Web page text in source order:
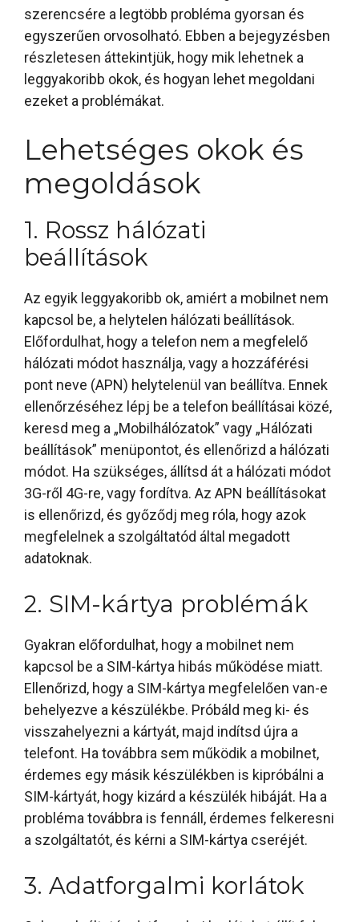
szerencsére a legtöbb probléma gyorsan és
egyszerűen orvosolható. Ebben a bejegyzésben
részletesen áttekintjük, hogy mik lehetnek a
leggyakoribb okok, és hogyan lehet megoldani
ezeket a problémákat.
Lehetséges okok és
megoldások
1. Rossz hálózati
beállítások
Az egyik leggyakoribb ok, amiért a mobilnet nem
kapcsol be, a helytelen hálózati beállítások.
Előfordulhat, hogy a telefon nem a megfelelő
hálózati módot használja, vagy a hozzáférési
pont neve (APN) helytelenül van beállítva. Ennek
ellenőrzéséhez lépj be a telefon beállításai közé,
keresd meg a „Mobilhálózatok” vagy „Hálózati
beállítások” menüpontot, és ellenőrizd a hálózati
módot. Ha szükséges, állítsd át a hálózati módot
3G-ről 4G-re, vagy fordítva. Az APN beállításokat
is ellenőrizd, és győződj meg róla, hogy azok
megfelelnek a szolgáltatód által megadott
adatoknak.
2. SIM-kártya problémák
Gyakran előfordulhat, hogy a mobilnet nem
kapcsol be a SIM-kártya hibás működése miatt.
Ellenőrizd, hogy a SIM-kártya megfelelően van-e
behelyezve a készülékbe. Próbáld meg ki- és
visszahelyezni a kártyát, majd indítsd újra a
telefont. Ha továbbra sem működik a mobilnet,
érdemes egy másik készülékben is kipróbálni a
SIM-kártyát, hogy kizárd a készülék hibáját. Ha a
probléma továbbra is fennáll, érdemes felkeresni
a szolgáltatót, és kérni a SIM-kártya cseréjét.
3. Adatforgalmi korlátok